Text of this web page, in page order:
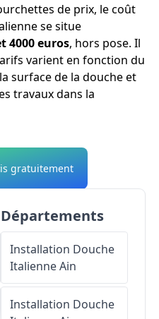
de prix, le coût
se situe
4000 euros, hors pose. Il
varient en fonction du
surface de la douche et
travaux dans la
gratuitement
Départements
Installation Douche
ItalienneAin
Installation Douche